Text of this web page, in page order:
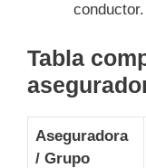
conductor.
Tabla
Aseguradora
/ Grupo